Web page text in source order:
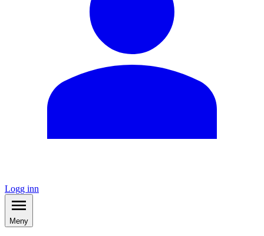
Logg inn
Meny